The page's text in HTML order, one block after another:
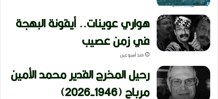
هواري عوينات.. أيقونة البهجة
في زمن عصيب
منذ أسبوعين
رحيل المخرج القدير محمد الأمين
مرباح (1946-2026)